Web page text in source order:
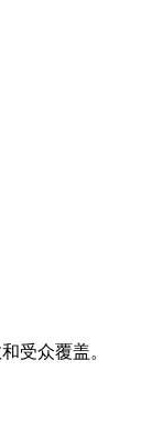
受众覆盖。